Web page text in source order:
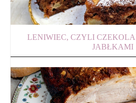
LENIWIEC, CZYLI
JABŁKAMI